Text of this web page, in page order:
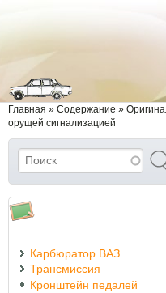
Вы здесь
Главная » Содержание »
орущей сигнализацией
Форма поиска
Поиск
Карбюратор ВАЗ
Трансмиссия
Кронштейн педалей